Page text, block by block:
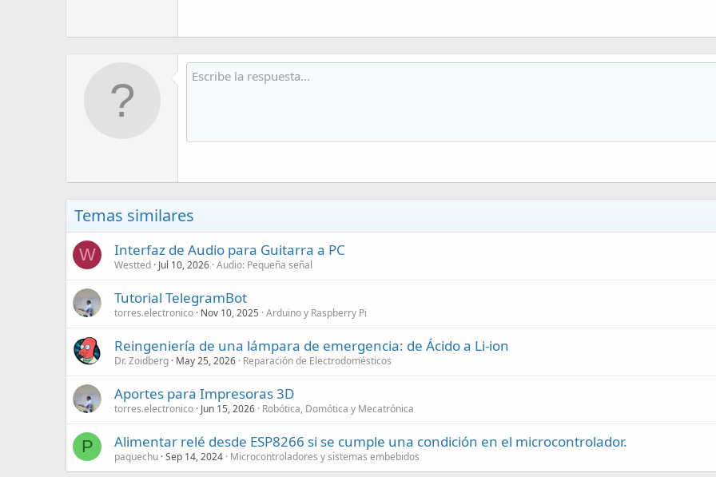
Temas similares
W Interfaz de Audio para Guitarra a PC
Westted Jul 10, 2026 Audio: Pequeña señal
Tutorial TelegramBot
torres.electronico Nov 10, 2025 Arduino y Raspberry Pi
Reingeniería de una lámpara de emergencia: de Ácido a Li-ion
Dr. Zoidberg May 25, 2026 Reparación de Electrodomésticos
Aportes para Impresoras 3D
torres.electronico Jun 15, 2026 Robótica, Domótica y Mecatrónica
P Alimentar relé desde ESP8266 si se cumple una condición en el microcontrolador.
paquechu Sep 14, 2024 Microcontroladores y sistemas embebidos